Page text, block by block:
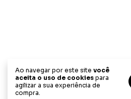
Ao navegar por este site você
aceita o uso de cookies para
agilizar a sua experiência de
compra.